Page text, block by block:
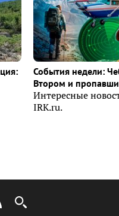
События недели:
Втором и
Интересные
IRK.ru.